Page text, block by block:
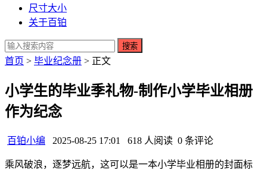
尺寸大小
关于百铂
搜索
首页 > 毕业纪念册 > 正文
小学生的毕业季礼物-制作小学毕业相册
作为纪念
百铂小编 2025-08-25 17:01 618 人阅读 0 条评论
乘风破浪，逐梦远航，这可以是一本小学毕业相册的封面标